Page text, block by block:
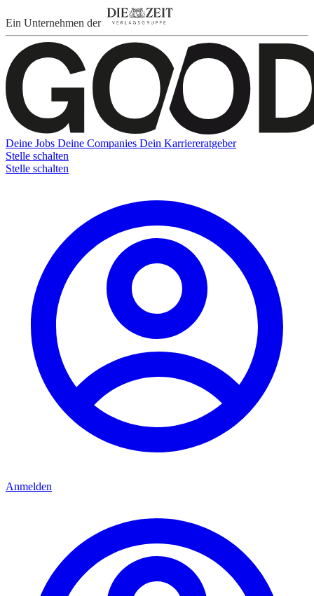
Ein Unternehmen der
Deine Jobs Deine Companies Dein Karriereratgeber
Stelle schalten
Stelle schalten
Anmelden